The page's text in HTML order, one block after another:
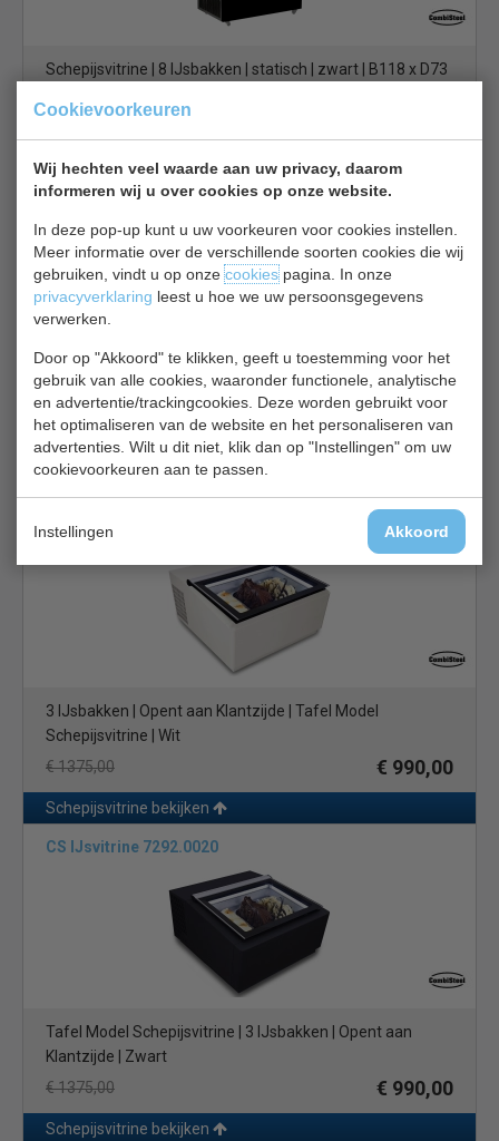
Cookievoorkeuren
Wij hechten veel waarde aan uw privacy, daarom
informeren wij u over cookies op onze website.
In deze pop-up kunt u uw voorkeuren voor cookies instellen.
Meer informatie over de verschillende soorten cookies die wij
gebruiken, vindt u op onzecookiespagina. In onze
privacyverklaring leest u hoe we uw persoonsgegevens
verwerken.
Door op "Akkoord" te klikken, geeft u toestemming voor het
gebruik van alle cookies, waaronder functionele, analytische
en advertentie/trackingcookies. Deze worden gebruikt voor
het optimaliseren van de website en het personaliseren van
advertenties. Wilt u dit niet, klik dan op "Instellingen" om uw
cookievoorkeuren aan te passen.
Instellingen Akkoord
Schepijsvitrine | 8 IJsbakken | statisch | zwart | B118 x D73
Schepijsvitrine bekijken
IJsvitrine Java 7472.0130
Schepijsvitrine | 8 IJsbakken van 5 Liter | Statisch | Model
Java | B118 x D73 x H123 cm
€ 1365,00
€ 983,00
CS IJsvitrine 7292.0015
3 IJsbakken | Opent aan Klantzijde | Tafel Model
Schepijsvitrine | Wit
€ 1375,00
€ 990,00
Schepijsvitrine bekijken
CS IJsvitrine 7292.0020
Tafel Model Schepijsvitrine | 3 IJsbakken | Opent aan
Klantzijde | Zwart
€ 1375,00
€ 990,00
Schepijsvitrine bekijken